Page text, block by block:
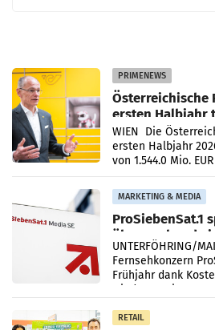
PRIMENEWS
Österreichische
ersten Halbjahr
Briefgeschäft
WIEN Die
ersten Halbjahr
von 1.544,0 Mio.
einem Plus von 3,8
Vergleichszeitraum
MARKETING & MEDIA
ProSiebenSat.1
überraschend
UNTERFÖHRING/
Fernsehkonzern
Frühjahr dank
wieder Gewinn
RETAIL